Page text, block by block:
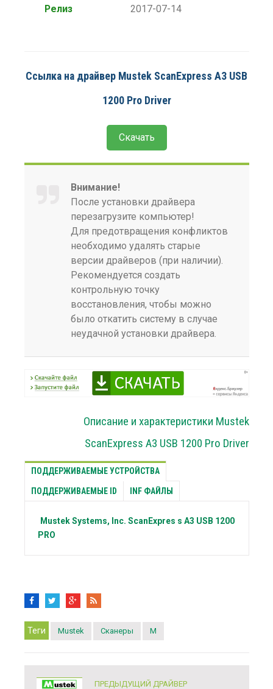
Релиз 2017-07-14
Ссылка на драйвер Mustek ScanExpress A3 USB
1200 Pro Driver
Скачать
Внимание!
После установки драйвера
перезагрузите компьютер!
Для предотвращения конфликтов
необходимо удалять старые
версии драйверов (при наличии).
Рекомендуется создать
контрольную точку
восстановления, чтобы можно
было откатить систему в случае
неудачной установки драйвера.
Описание и характеристики Mustek
ScanExpress A3 USB 1200 Pro Driver
ПОДДЕРЖИВАЕМЫЕ УСТРОЙСТВА
ПОДДЕРЖИВАЕМЫЕ ID INF ФАЙЛЫ
Mustek Systems, Inc. ScanExpres s A3 USB 1200
PRO
Теги Mustek Сканеры M
ПРЕДЫДУЩИЙ ДРАЙВЕР